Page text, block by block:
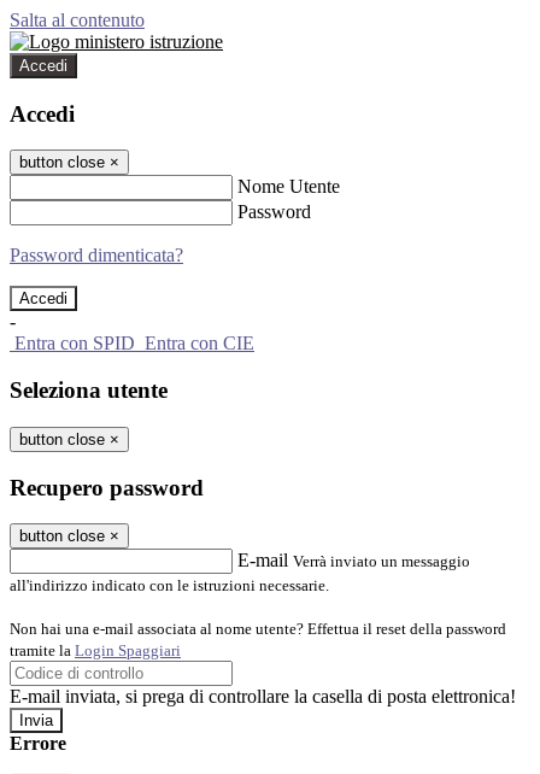
Salta al contenuto
Accedi
Accedi
button close ×
Nome Utente
Password
Password dimenticata?
-
Entra con SPID Entra con CIE
Seleziona utente
button close ×
Recupero password
button close ×
E-mail Verrà inviato un messaggio
all'indirizzo indicato con le istruzioni necessarie.
Non hai una e-mail associata al nome utente? Effettua il reset della password
tramite la Login Spaggiari
E-mail inviata, si prega di controllare la casella di posta elettronica!
Errore